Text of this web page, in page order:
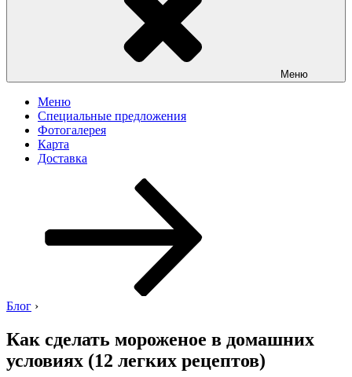
Меню
Меню
Специальные предложения
Фотогалерея
Карта
Доставка
Блог ›
Как сделать мороженое в домашних
условиях (12 легких рецептов)